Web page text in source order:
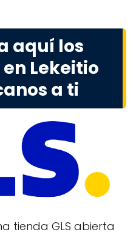
aquí los
en Lekeitio
a ti
tienda GLS abierta